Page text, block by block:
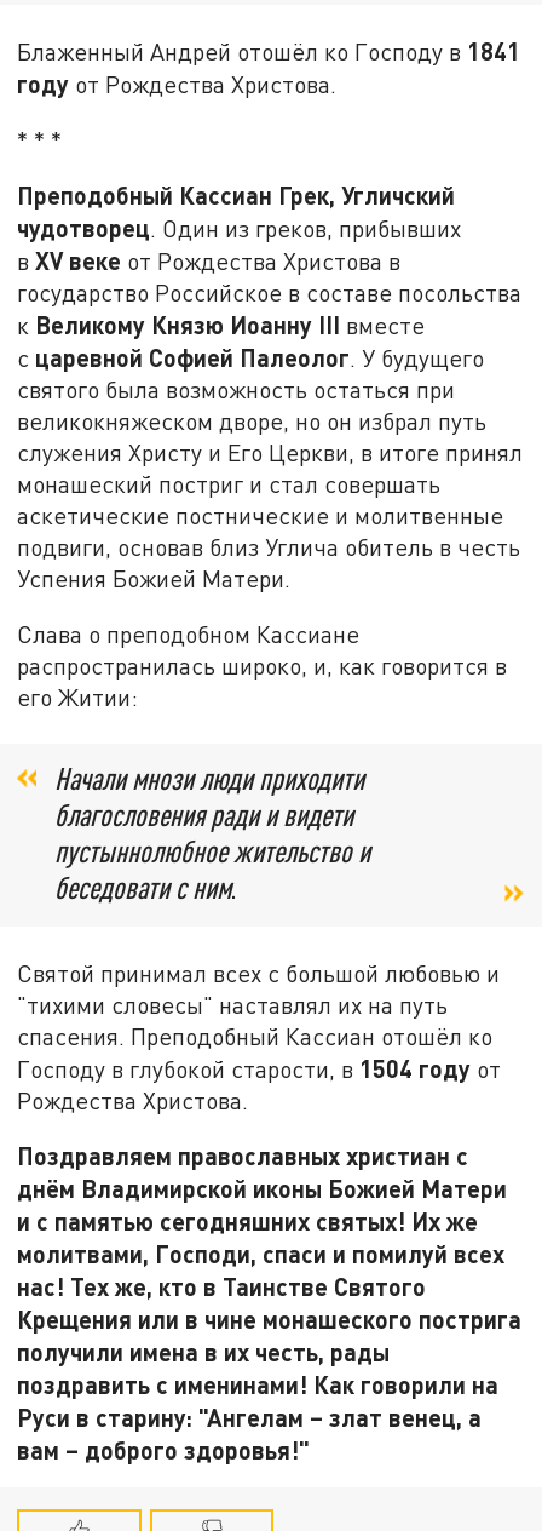
Блаженный Андрей отошёл ко Господу в 1841
году от Рождества Христова.
* * *
Преподобный Кассиан Грек, Угличский
чудотворец. Один из греков, прибывших
вXVвеке от Рождества Христова в
государство Российское в составе посольства
к Великому Князю Иоанну III вместе
с царевной Софией Палеолог. У будущего
святого была возможность остаться при
великокняжеском дворе, но он избрал путь
служения Христу и Его Церкви, в итоге принял
монашеский постриг и стал совершать
аскетические постнические и молитвенные
подвиги, основав близ Углича обитель в честь
Успения Божией Матери.
Слава о преподобном Кассиане
распространилась широко, и, как говорится в
его Житии:
Начали мнози люди приходити
благословения ради и видети
пустыннолюбное жительство и
беседовати с ним.
Святой принимал всех с большой любовью и
"тихими словесы" наставлял их на путь
спасения. Преподобный Кассиан отошёл ко
Господу в глубокой старости, в 1504 году от
Рождества Христова.
Поздравляем православных христиан с
днём Владимирской иконы Божией Матери
и с памятью сегодняшних святых! Их же
молитвами, Господи, спаси и помилуй всех
нас! Тех же, кто в Таинстве Святого
Крещения или в чине монашеского пострига
получили имена в их честь, рады
поздравить с именинами! Как говорили на
Руси в старину: "Ангелам – злат венец, а
вам – доброго здоровья!"